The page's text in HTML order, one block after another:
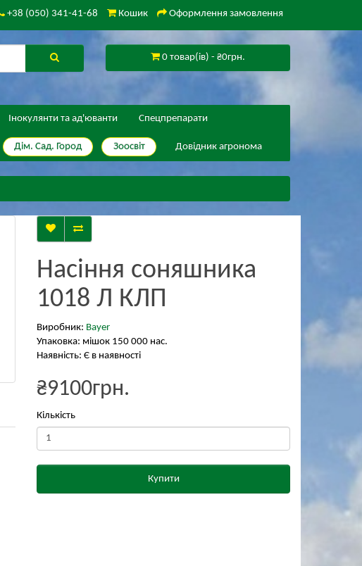
+38 (050) 341-41-68 Кошик Оформлення замовлення
0 товар(ів) - ₴0грн.
Інокулянти та ад'юванти Спецпрепарати
Дім. Сад. Город Зоосвіт Довідник агронома
Насіння соняшника
1018 Л КЛП
Виробник: Bayer
Упаковка: мішок 150 000 нас.
Наявність: Є в наявності
₴9100грн.
Кількість
Купити